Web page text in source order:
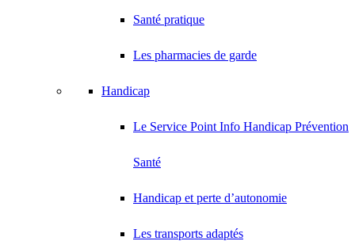
Santé pratique
Les pharmacies de garde
Handicap
Le Service Point Info Handicap Prévention
Santé
Handicap et perte d’autonomie
Les transports adaptés